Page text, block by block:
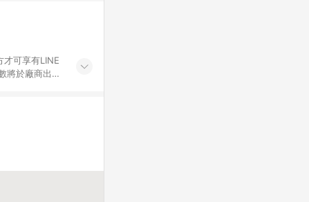
才可享有LINE
將於廠商出貨
望提供簡